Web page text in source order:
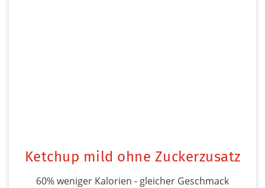
Ketchup mild ohne Zuckerzusatz
60% weniger Kalorien - gleicher Geschmack